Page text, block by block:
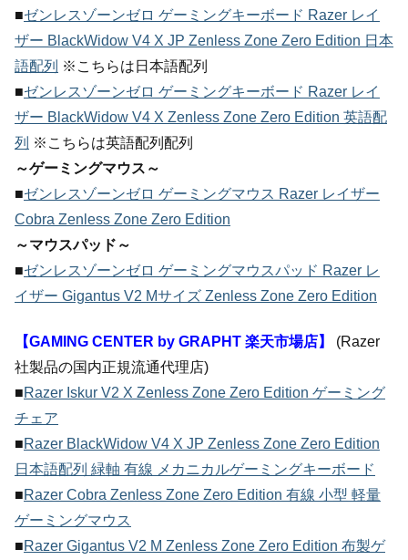
■ゼンレスゾーンゼロ ゲーミングキーボード Razer レイ
ザー BlackWidow V4 X JP Zenless Zone Zero Edition 日本
語配列 ※こちらは日本語配列
■ゼンレスゾーンゼロ ゲーミングキーボード Razer レイ
ザー BlackWidow V4 X Zenless Zone Zero Edition 英語配
列 ※こちらは英語配列配列
～ゲーミングマウス～
■ゼンレスゾーンゼロ ゲーミングマウス Razer レイザー
Cobra Zenless Zone Zero Edition
～マウスパッド～
■ゼンレスゾーンゼロ ゲーミングマウスパッド Razer レ
イザー Gigantus V2 Mサイズ Zenless Zone Zero Edition
【GAMING CENTER by GRAPHT 楽天市場店】
(Razer
社製品の国内正規流通代理店)
■Razer Iskur V2 X Zenless Zone Zero Edition ゲーミング
チェア
■Razer BlackWidow V4 X JP Zenless Zone Zero Edition
日本語配列 緑軸 有線 メカニカルゲーミングキーボード
■Razer Cobra Zenless Zone Zero Edition 有線 小型 軽量
ゲーミングマウス
■Razer Gigantus V2 M Zenless Zone Zero Edition 布製ゲ